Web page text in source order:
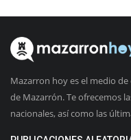
Mazarron hoy es el medio
de Mazarrón. Te ofrecemos
nacionales, así como las